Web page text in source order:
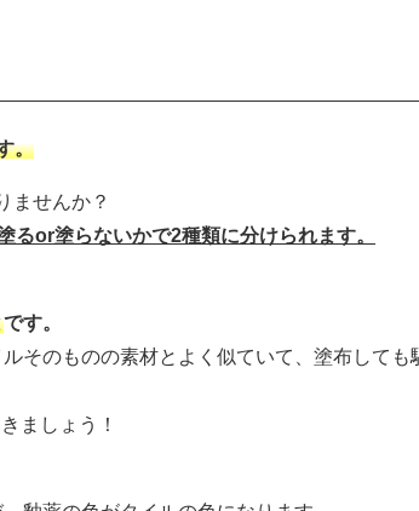
。
ませんか？
るor塗らないかで2種類に分けられます。
です。
そのものの素材とよく似ていて、塗布しても
ましょう！